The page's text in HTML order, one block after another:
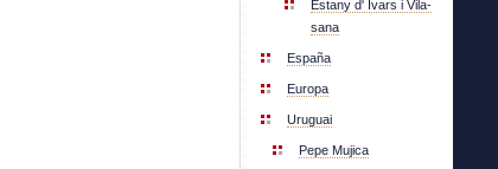
Estany d' Ivars i Vila-
sana
España
Europa
Uruguai
Pepe Mujica